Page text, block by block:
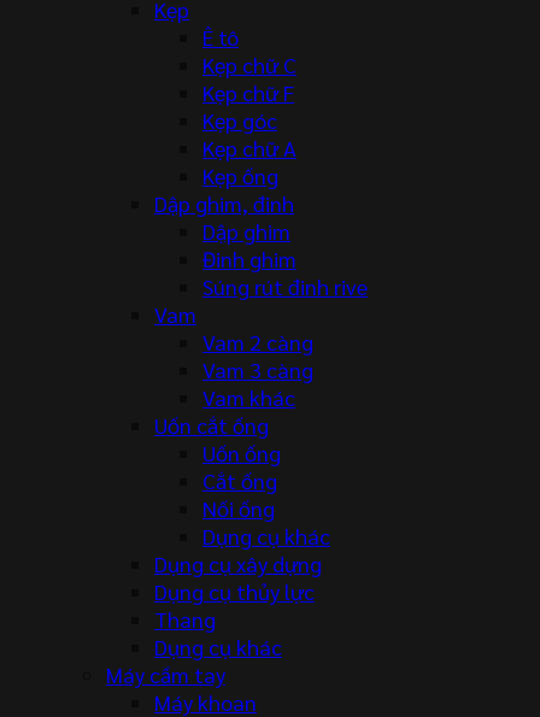
Kẹp
Ê tô
Kẹp chữ C
Kẹp chữ F
Kẹp góc
Kẹp chữ A
Kẹp ống
Dập ghim, đinh
Dập ghim
Đinh ghim
Súng rút đinh rive
Vam
Vam 2 càng
Vam 3 càng
Vam khác
Uốn cắt ống
Uốn ống
Cắt ống
Nối ống
Dụng cụ khác
Dụng cụ xây dựng
Dụng cụ thủy lực
Thang
Dụng cụ khác
Máy cầm tay
Máy khoan